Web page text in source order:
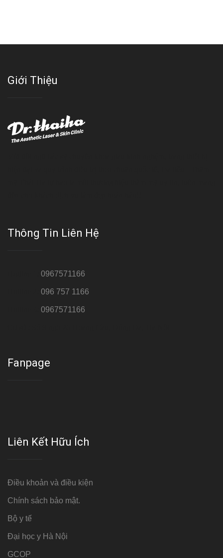
Giới Thiệu
Thông Tin Liên Hệ
0967571166
096 757 1166
0967571166
Fanpage
Liên Kết Hữu Ích
Điều khoản và điều kiện
Chính sách bảo mật.
Bộ y tế
Đại học y Hà Nội
GCOP